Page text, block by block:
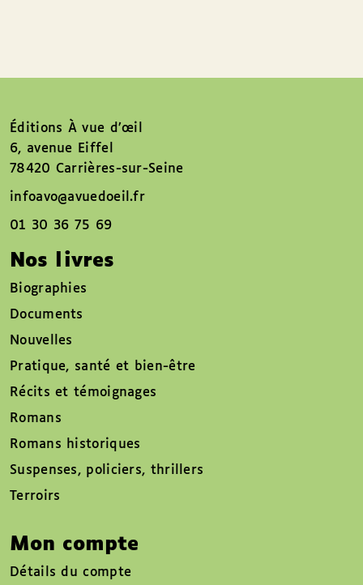
Éditions À vue d’œil
6, avenue Eiffel
78420 Carrières-sur-Seine
infoavo@avuedoeil.fr
01 30 36 75 69
Nos livres
Biographies
Documents
Nouvelles
Pratique, santé et bien-être
Récits et témoignages
Romans
Romans historiques
Suspenses, policiers, thrillers
Terroirs
Mon compte
Détails du compte